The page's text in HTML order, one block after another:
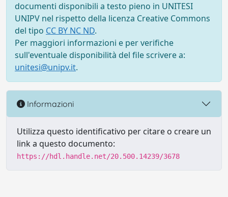
documenti disponibili a testo pieno in UNITESI
UNIPV nel rispetto della licenza Creative Commons
del tipo CC BY NC ND.
Per maggiori informazioni e per verifiche
sull'eventuale disponibilità del file scrivere a:
unitesi@unipv.it.
Informazioni
Utilizza questo identificativo per citare o creare un
link a questo documento:
https://hdl.handle.net/20.500.14239/3678